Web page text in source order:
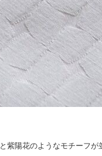
紫陽花のようなモチーフ